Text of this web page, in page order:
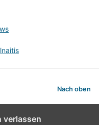
Nach oben
verlassen